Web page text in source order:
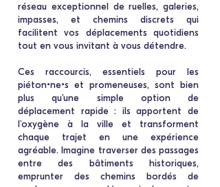
réseau exceptionnel de ruelles, galeries,
impasses, et chemins discrets qui
facilitent vos déplacements quotidiens
tout en vous invitant à vous détendre.
Ces raccourcis, essentiels pour les
piéton•ne•s et promeneuses, sont bien
plus qu’une simple option de
déplacement rapide : ils apportent de
l'oxygène à la ville et transforment
chaque trajet en une expérience
agréable. Imagine traverser des passages
entre des bâtiments historiques,
emprunter des chemins bordés de